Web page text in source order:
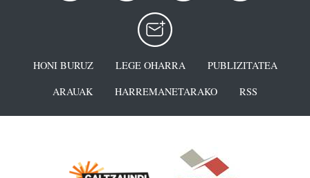
HONI BURUZ LEGE OHARRA
PUBLIZITATEA
ARAUAK
HARREMANETARAKO RSS